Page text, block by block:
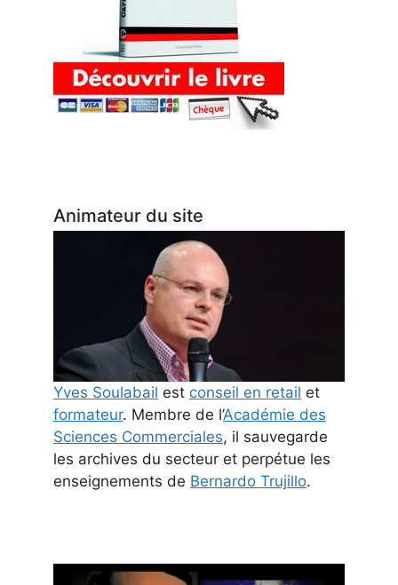
Animateur du site
Yves Soulabail est conseil en retail et
formateur. Membre de l’Académie des
Sciences Commerciales, il sauvegarde
les archives du secteur et perpétue les
enseignements de Bernardo Trujillo.